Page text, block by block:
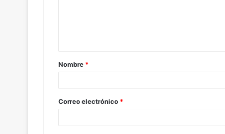
a
r
*
Nombre *
Correo electrónico *